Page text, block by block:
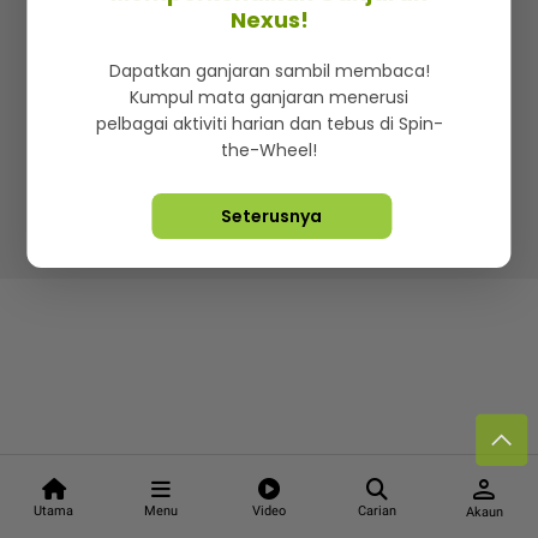
Utama Menu Video Carian
person
Akaun
Iklan di SMG360
Terma & Syarat Dasar Privasi
Lebih hot, viral dan sensasi
Hakcipta Terpelihara ©2026. Star Media Group Berhad
Nexus!
Dapatkan ganjaran sambil membaca!
Kumpul mata ganjaran menerusi
pelbagai aktiviti harian dan tebus di Spin-
the-Wheel!
Seterusnya